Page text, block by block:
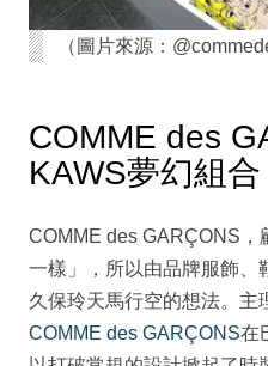
（圖片來源：
COMME des
KAWS夢幻組合
COMME des GARÇONS
一樣」，所以由品牌服飾、
久保玲天馬行空的想法。主
COMME des GARÇONS在